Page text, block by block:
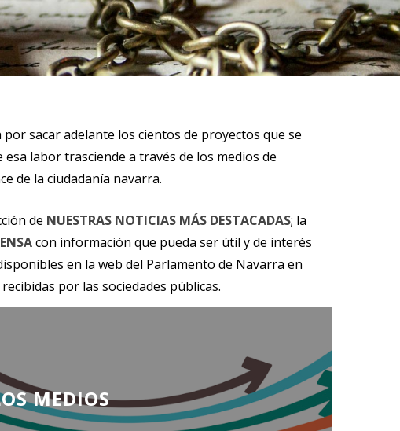
sacar adelante los cientos de proyectos que se
labor trasciende a través de los medios de
de la ciudadanía navarra.
de NUESTRAS NOTICIAS MÁS DESTACADAS; la
con información que pueda ser útil y de interés
en la web del Parlamento de Navarra en
recibidas por las sociedades públicas.
MEDIOS